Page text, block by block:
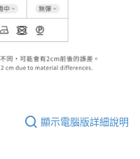
顯示電腦版詳細說明